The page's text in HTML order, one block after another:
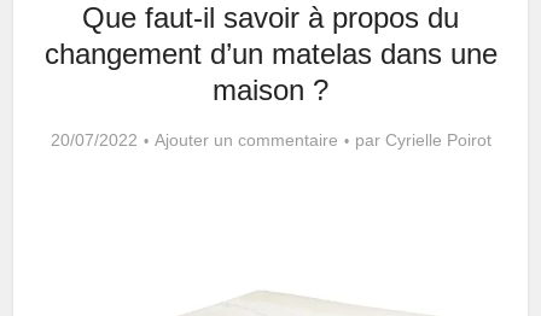
Que faut-il savoir à propos du
changement d’un matelas dans une
maison ?
20/07/2022 Ajouter un commentaire par Cyrielle Poirot